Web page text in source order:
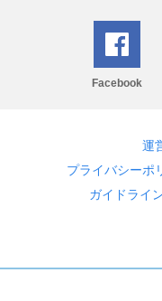
Facebook
運
プライバシーポ
ガイドライ